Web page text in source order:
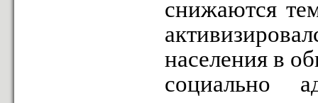
снижаются
населения в
социально